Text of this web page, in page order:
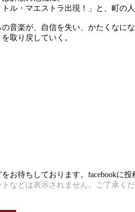
ル・マエストラ出現！」と、町の人
楽が、自信を失い、かたくなに
取り戻していく。
待ちしております。facebookに
などは表示されません。ご了承くだ